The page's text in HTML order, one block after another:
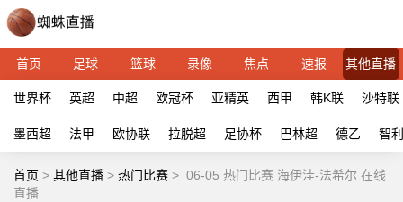
首页 足球 篮球 录像 焦点 速报 其他直播
世界杯 英超 中超 欧冠杯 亚精英 西甲 韩K联 沙特联
墨西超 法甲 欧协联 拉脱超 足协杯 巴林超 德乙 智
首页 > 其他直播 > 热门比赛 > 06-05 热门比赛 海伊洼-法希尔 在线
直播